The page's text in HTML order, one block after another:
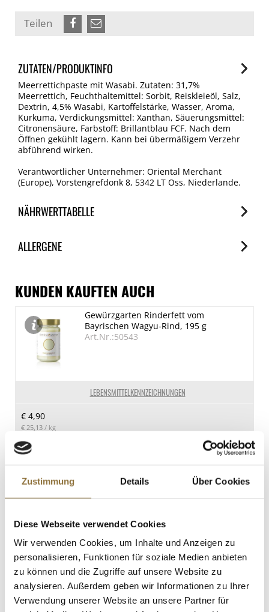
Zustimmung Details Über Cookies
Diese Webseite verwendet Cookies
Wir verwenden Cookies, um Inhalte und Anzeigen zu
personalisieren, Funktionen für soziale Medien anbieten
zu können und die Zugriffe auf unsere Website zu
analysieren. Außerdem geben wir Informationen zu Ihrer
Verwendung unserer Website an unsere Partner für
Teilen
ZUTATEN/PRODUKTINFO
Meerrettichpaste mit Wasabi. Zutaten: 31,7%
Meerrettich, Feuchthaltemittel: Sorbit, Reiskleieöl, Salz,
Dextrin, 4,5% Wasabi, Kartoffelstärke, Wasser, Aroma,
Kurkuma, Verdickungsmittel: Xanthan, Säuerungsmittel:
Citronensäure, Farbstoff: Brillantblau FCF. Nach dem
Öffnen gekühlt lagern. Kann bei übermäßigem Verzehr
abführend wirken.
Verantwortlicher Unternehmer: Oriental Merchant
(Europe), Vorstengrefdonk 8, 5342 LT Oss, Niederlande.
NÄHRWERTTABELLE
je 100g
Fett
14 g
davon gesättigte Fettsäuren
2.7 g
Kohlenhydrate
3.6 g
Eiweiß
1.6 g
Salz
7.6 g
ALLERGENE
Spuren / Enthalten
Schalenfrüchte
Spuren
KUNDEN KAUFTEN AUCH
LEBENSMITTELKENNZEICHNUNGEN
Gewürzgarten Rinderfett vom
Bayrischen Wagyu-Rind, 195 g
Art.Nr.:50543
€ 4,90
€ 25,13 / kg
LEBENSMITTELKENNZEICHNUNGEN
Brick-Teig, rund, ca. ø 27cm,
hauchdünn, 170 g, 10 Blatt
€ 3,68
€ 21,65/ kg